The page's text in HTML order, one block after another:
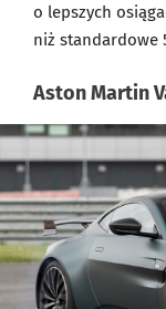
o lepszych
niż standardowe
Aston Martin